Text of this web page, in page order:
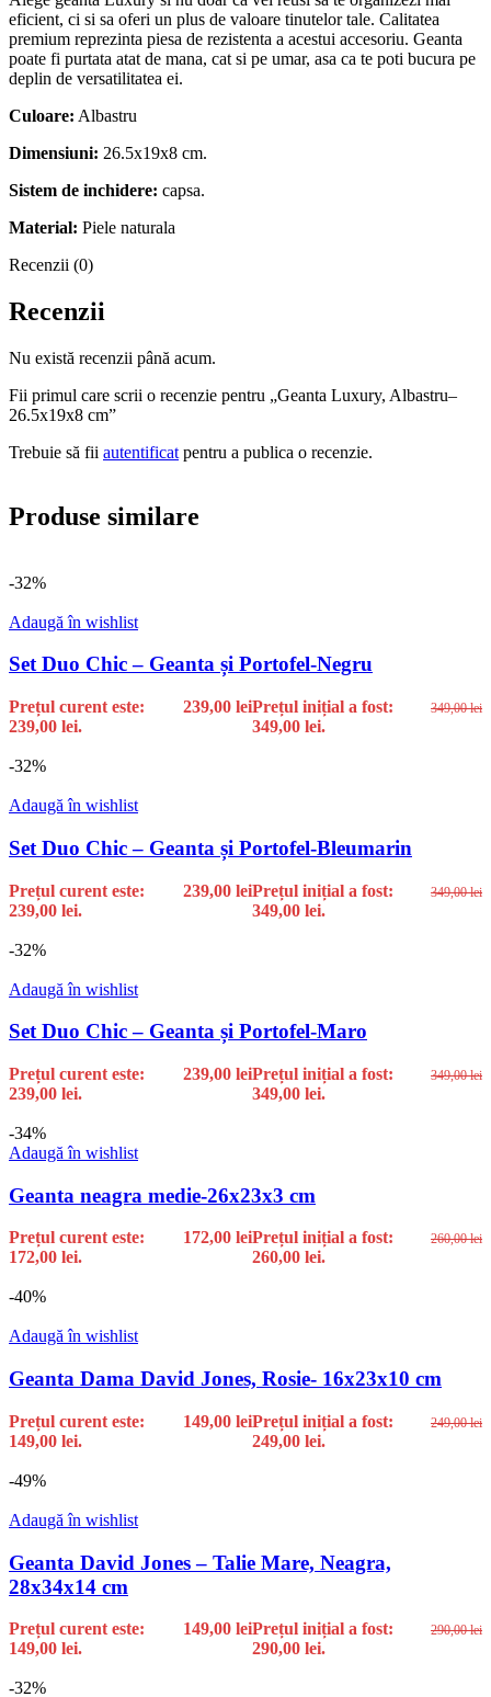
eficient, ci si sa oferi un plus de valoare tinutelor tale. Calitatea
premium reprezinta piesa de rezistenta a acestui accesoriu. Geanta
poate fi purtata atat de mana, cat si pe umar, asa ca te poti bucura pe
deplin de versatilitatea ei.
Culoare: Albastru
Dimensiuni: 26.5x19x8 cm.
Sistem de inchidere: capsa.
Material: Piele naturala
Recenzii (0)
Recenzii
Nu există recenzii până acum.
Fii primul care scrii o recenzie pentru „Geanta Luxury, Albastru–
26.5x19x8 cm”
Trebuie să fii autentificat pentru a publica o recenzie.
Produse similare
-32%
Adaugă în wishlist
Set Duo Chic – Geanta și Portofel-Negru
349,00lei
Prețul inițial a fost:
349,00 lei.
239,00 lei
Prețul curent este:
239,00 lei.
-32%
Adaugă în wishlist
Set Duo Chic – Geanta și Portofel-Bleumarin
349,00lei
Prețul inițial a fost:
349,00 lei.
239,00 lei
Prețul curent este:
239,00 lei.
-32%
Adaugă în wishlist
Set Duo Chic – Geanta și Portofel-Maro
349,00lei
Prețul inițial a fost:
349,00 lei.
239,00 lei
Prețul curent este:
239,00 lei.
-34%
Adaugă în wishlist
Geanta neagra medie-26x23x3 cm
260,00lei
Prețul inițial a fost:
260,00 lei.
172,00 lei
Prețul curent este:
172,00 lei.
-40%
Adaugă în wishlist
Geanta Dama David Jones, Rosie- 16x23x10 cm
249,00lei
Prețul inițial a fost:
249,00 lei.
149,00 lei
Prețul curent este:
149,00 lei.
-49%
Adaugă în wishlist
Geanta David Jones – Talie Mare, Neagra,
28x34x14 cm
290,00lei
Prețul inițial a fost:
290,00 lei.
149,00 lei
Prețul curent este:
149,00 lei.
-32%